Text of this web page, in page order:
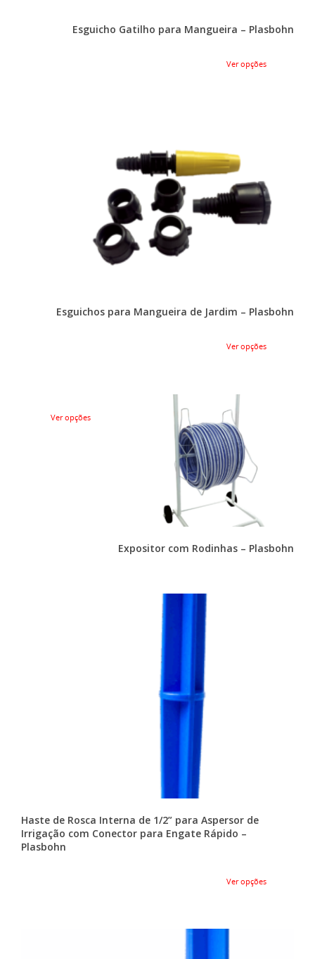
Esguicho Gatilho para Mangueira – Plasbohn
Ver opções
Esguichos para Mangueira de Jardim – Plasbohn
Ver opções
Expositor com Rodinhas – Plasbohn
Ver opções
Haste de Rosca Interna de 1/2” para Aspersor de
Irrigação com Conector para Engate Rápido –
Plasbohn
Ver opções